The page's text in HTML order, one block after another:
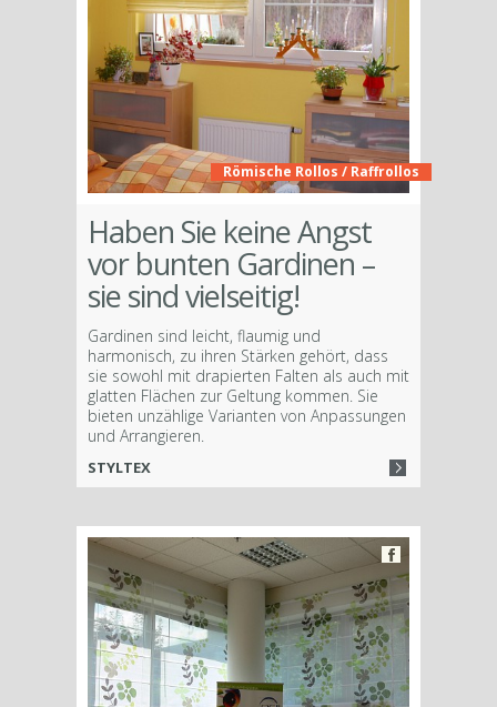
Römische Rollos / Raffrollos
Haben Sie keine Angst
vor bunten Gardinen –
sie sind vielseitig!
Gardinen sind leicht, flaumig und
harmonisch, zu ihren Stärken gehört, dass
sie sowohl mit drapierten Falten als auch mit
glatten Flächen zur Geltung kommen. Sie
bieten unzählige Varianten von Anpassungen
und Arrangieren.
STYLTEX